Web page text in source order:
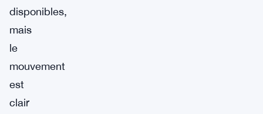
disponibles,
mais
le
mouvement
est
clair